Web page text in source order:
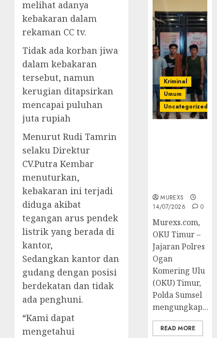
melihat adanya
kebakaran dalam
rekaman CC tv.
Tidak ada korban jiwa
dalam kebakaran
tersebut, namun
kerugian ditapsirkan
mencapai puluhan
juta rupiah
Menurut Rudi Tamrin
selaku Direktur
CV.Putra Kembar
menuturkan,
kebakaran ini terjadi
diduga akibat
tegangan arus pendek
listrik yang berada di
kantor,
Sedangkan kantor dan
gudang dengan posisi
berdekatan dan tidak
ada penghuni.
“Kami dapat
mengetahui
Kriminal
Umum
Uncategorized
MUREXS
14/07/2026
0
Murexs.com,
OKU Timur –
Jajaran Polres
Ogan
Komering Ulu
(OKU) Timur,
Polda Sumsel
mengungkap...
READ MORE